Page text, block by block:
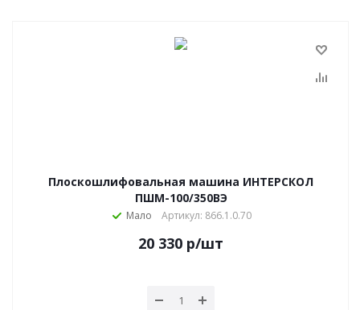
Плоскошлифовальная машина ИНТЕРСКОЛ
ПШМ-100/350ВЭ
Мало Артикул: 866.1.0.70
20 330 р/шт